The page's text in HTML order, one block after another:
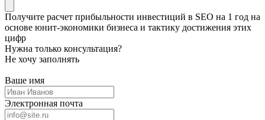
Получите расчет прибыльности инвестиций в SEO на 1 год на
основе юнит-экономики бизнеса и тактику достижения этих
цифр
Нужна только консультация?
Не хочу заполнять
Ваше имя
Электронная почта